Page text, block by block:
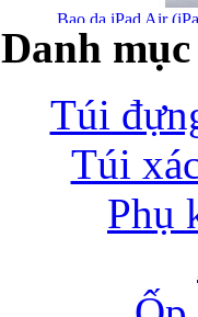
Bao da iPad Air
Bao da iPad Air
Danh
Túi
Túi
Phụ